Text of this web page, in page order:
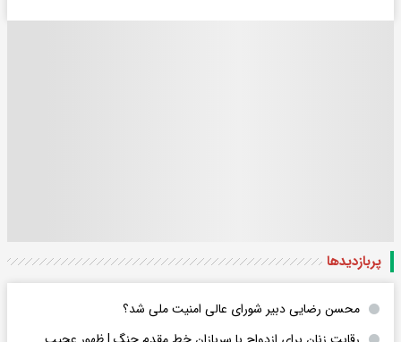
پربازدید‌ها
محسن رضایی دبیر شورای عالی امنیت ملی شد؟